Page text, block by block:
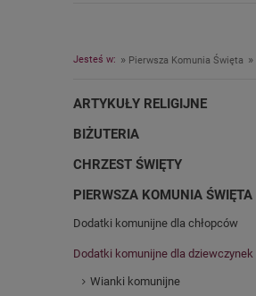
Jesteś w: » Pierwsza Komunia Święta »
ARTYKUŁY RELIGIJNE
BIŻUTERIA
CHRZEST ŚWIĘTY
PIERWSZA KOMUNIA ŚWIĘTA
Dodatki komunijne dla chłopców
Dodatki komunijne dla dziewczynek
Wianki komunijne